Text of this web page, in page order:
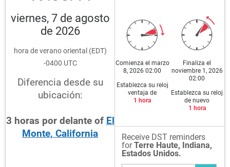
viernes, 7 de agosto
de 2026
hora de verano oriental (EDT)
-0400 UTC
Diferencia desde su
ubicación:
3 horas por delante of El
Monte, California
Comienza el marzo
8, 2026 02:00
Establezca su reloj
ventaja de
1 hora
Finaliza el
noviembre 1, 2026
02:00
Establezca su reloj
de nuevo
1 hora
Receive DST reminders
forTerre Haute, Indiana,
Estados Unidos.